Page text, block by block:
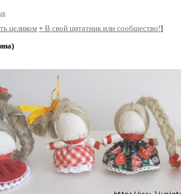
целиком+ В свой цитатник или сообщество!]